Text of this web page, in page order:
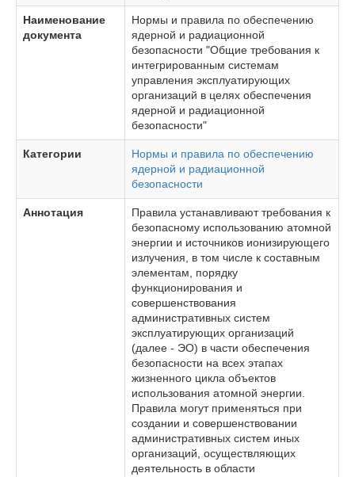
Наименование
документа
Нормы и правила по обеспечению
ядерной и радиационной
безопасности "Общие требования к
интегрированным системам
управления эксплуатирующих
организаций в целях обеспечения
ядерной и радиационной
безопасности"
Категории
Нормы и правила по обеспечению
ядерной и радиационной
безопасности
Аннотация
Правила устанавливают требования к
безопасному использованию атомной
энергии и источников ионизирующего
излучения, в том числе к составным
элементам, порядку
функционирования и
совершенствования
административных систем
эксплуатирующих организаций
(далее - ЭО) в части обеспечения
безопасности на всех этапах
жизненного цикла объектов
использования атомной энергии.
Правила могут применяться при
создании и совершенствовании
административных систем иных
организаций, осуществляющих
деятельность в области